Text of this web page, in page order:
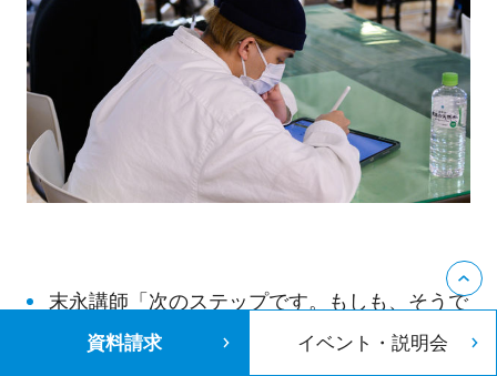
末永講師「次のステップです。もしも、そうで
はないとしたら？例えば『鳥みたい』と感じた
資料請求 イベント・説明会